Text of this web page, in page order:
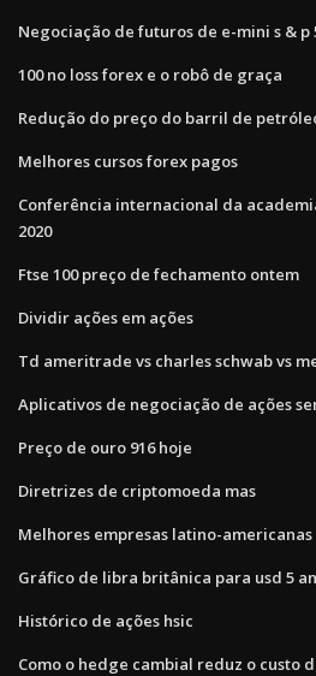
Negociação de futuros de e-mini s & p
100 no loss forex e o robô de graça
Redução do preço do barril de
Melhores cursos forex pagos
Conferência internacional da
2020
Ftse 100 preço de fechamento ontem
Dividir ações em ações
Td ameritrade vs charles schwab vs
Aplicativos de negociação de ações
Preço de ouro 916 hoje
Diretrizes de criptomoeda mas
Melhores empresas latino-
Gráfico de libra britânica para usd 5
Histórico de ações hsic
Como o hedge cambial reduz o custo